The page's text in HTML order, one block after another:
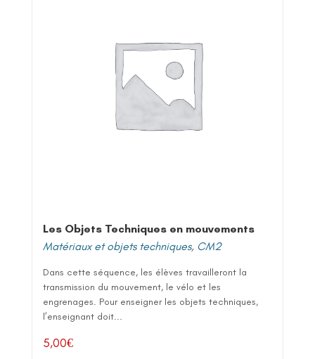
Les Objets Techniques en mouvements
Matériaux et objets techniques, CM2
Dans cette séquence, les élèves travailleront la
transmission du mouvement, le vélo et les
engrenages. Pour enseigner les objets techniques,
l’enseignant doit...
5,00€